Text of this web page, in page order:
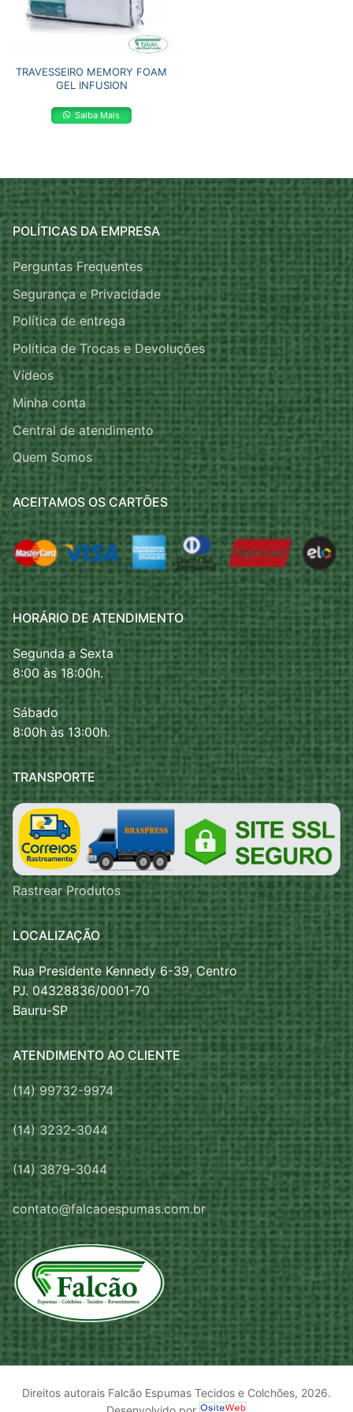
TRAVESSEIRO MEMORY FOAM
GEL INFUSION
Saiba Mais
POLÍTICAS DA EMPRESA
Perguntas Frequentes
Segurança e Privacidade
Política de entrega
Política de Trocas e Devoluções
Vídeos
Minha conta
Central de atendimento
Quem Somos
ACEITAMOS OS CARTÕES
HORÁRIO DE ATENDIMENTO
Segunda a Sexta
8:00 às 18:00h.
Sábado
8:00h às 13:00h.
TRANSPORTE
Rastrear Produtos
LOCALIZAÇÃO
Rua Presidente Kennedy 6-39, Centro
PJ. 04328836/0001-70
Bauru-SP
ATENDIMENTO AO CLIENTE
(14) 99732-9974
(14) 3232-3044
(14) 3879-3044
contato@falcaoespumas.com.br
Direitos autorais Falcão Espumas Tecidos e Colchões, 2026.